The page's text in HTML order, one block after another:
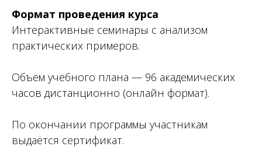
Формат проведения курса
Интерактивные семинары с анализом
практических примеров.
Объём учебного плана — 96 академических
часов дистанционно (онлайн формат).
По окончании программы участникам
выдаётся сертификат.